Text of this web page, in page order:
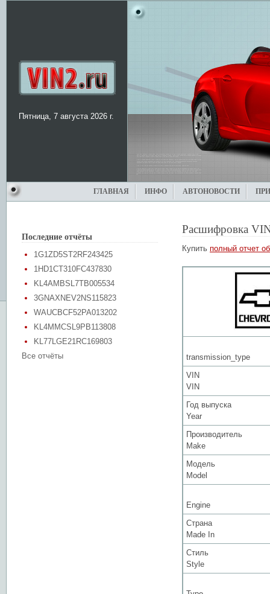
Пятница, 7 августа 2026 г.
ГЛАВНАЯ ИНФО АВТОНОВОСТИ
Последние отчёты
1G1ZD5ST2RF243425
1HD1CT310FC437830
KL4AMBSL7TB005534
3GNAXNEV2NS115823
WAUCBCF52PA013202
KL4MMCSL9PB113808
KL77LGE21RC169803
Все отчёты
Расшифровка
Купить полный отчет
transmission_type
VIN
VIN
Год выпуска
Year
Производитель
Make
Модель
Model
Engine
Страна
Made In
Стиль
Style